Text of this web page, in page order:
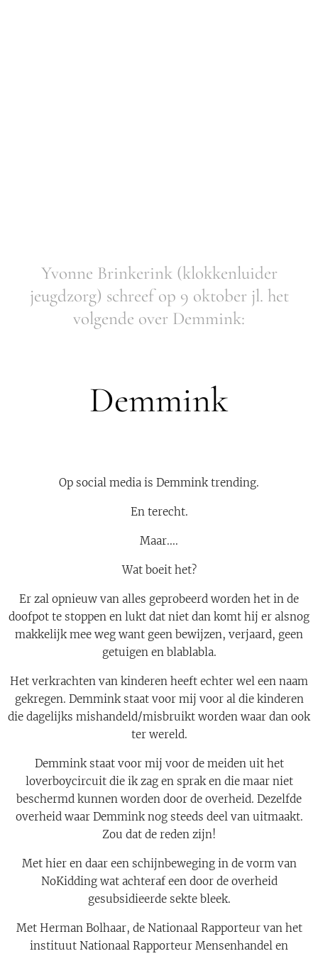
Yvonne Brinkerink (klokkenluider
jeugdzorg) schreef op 9 oktober jl. het
volgende over Demmink:
Demmink
Op social media is Demmink trending.
En terecht.
Maar....
Wat boeit het?
Er zal opnieuw van alles geprobeerd worden het in de
doofpot te stoppen en lukt dat niet dan komt hij er alsnog
makkelijk mee weg want geen bewijzen, verjaard, geen
getuigen en blablabla.
Het verkrachten van kinderen heeft echter wel een naam
gekregen. Demmink staat voor mij voor al die kinderen
die dagelijks mishandeld/misbruikt worden waar dan ook
ter wereld.
Demmink staat voor mij voor de meiden uit het
loverboycircuit die ik zag en sprak en die maar niet
beschermd kunnen worden door de overheid. Dezelfde
overheid waar Demmink nog steeds deel van uitmaakt.
Zou dat de reden zijn!
Met hier en daar een schijnbeweging in de vorm van
NoKidding wat achteraf een door de overheid
gesubsidieerde sekte bleek.
Met Herman Bolhaar, de Nationaal Rapporteur van het
instituut Nationaal Rapporteur Mensenhandel en